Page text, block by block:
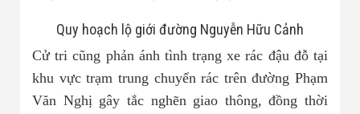
Quy hoạch lộ giới đường Nguyễn Hữu Cảnh
Cử tri cũng phản ánh tình trạng xe rác đậu đỗ tại
khu vực trạm trung chuyển rác trên đường Phạm
Văn Nghị gây tắc nghẽn giao thông, đồng thời